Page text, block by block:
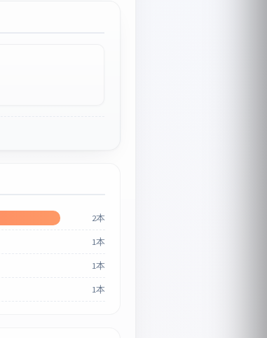
2本
1本
1本
1本